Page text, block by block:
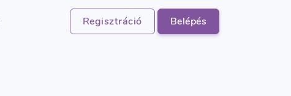
Regisztráció Belépés